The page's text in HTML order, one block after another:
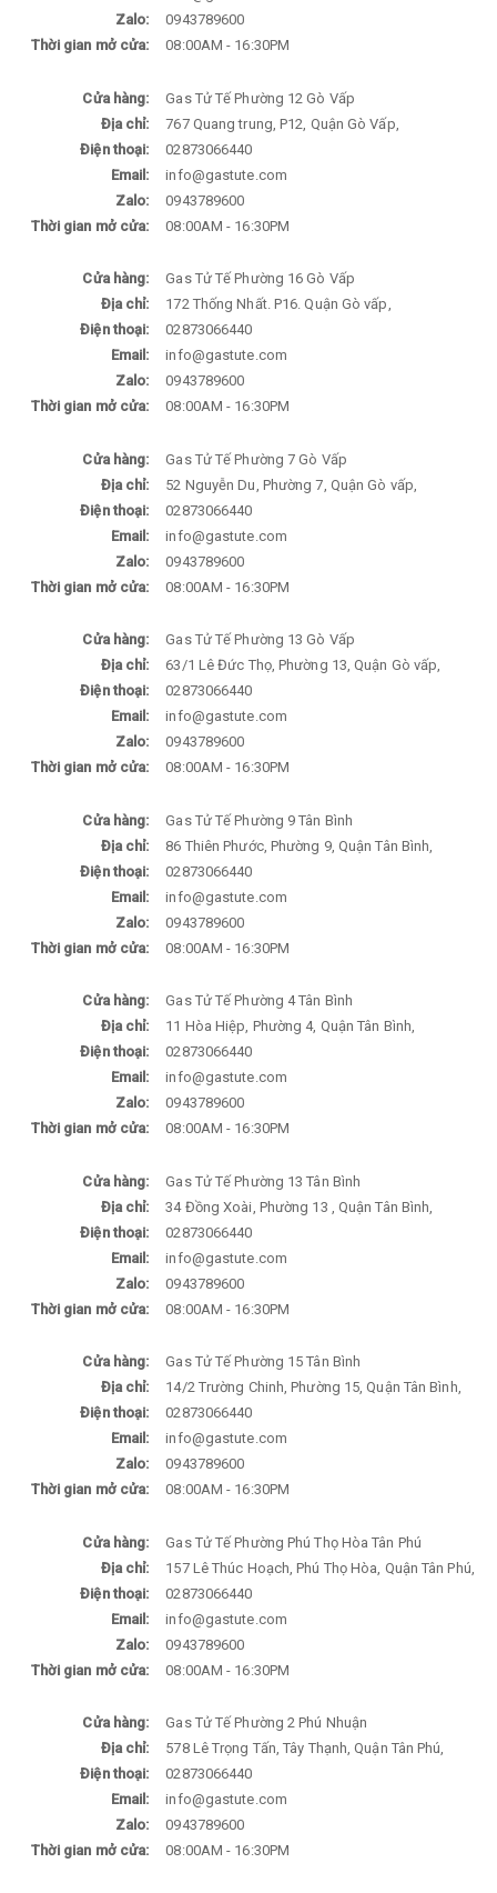
Zalo:
0943789600
Thời gian mở cửa:
08:00AM - 16:30PM
Cửa hàng:
Gas Tử Tế Phường 12 Gò Vấp
Địa chỉ:
767 Quang trung, P12, Quận Gò Vấp,
Điện thoại:
02873066440
Email:
info@gastute.com
Zalo:
0943789600
Thời gian mở cửa:
08:00AM - 16:30PM
Cửa hàng:
Gas Tử Tế Phường 16 Gò Vấp
Địa chỉ:
172 Thống Nhất. P16. Quận Gò vấp,
Điện thoại:
02873066440
Email:
info@gastute.com
Zalo:
0943789600
Thời gian mở cửa:
08:00AM - 16:30PM
Cửa hàng:
Gas Tử Tế Phường 7 Gò Vấp
Địa chỉ:
52 Nguyễn Du, Phường 7, Quận Gò vấp,
Điện thoại:
02873066440
Email:
info@gastute.com
Zalo:
0943789600
Thời gian mở cửa:
08:00AM - 16:30PM
Cửa hàng:
Gas Tử Tế Phường 13 Gò Vấp
Địa chỉ:
63/1 Lê Đức Thọ, Phường 13, Quận Gò vấp,
Điện thoại:
02873066440
Email:
info@gastute.com
Zalo:
0943789600
Thời gian mở cửa:
08:00AM - 16:30PM
Cửa hàng:
Gas Tử Tế Phường 9 Tân Bình
Địa chỉ:
86 Thiên Phước, Phường 9, Quận Tân Bình,
Điện thoại:
02873066440
Email:
info@gastute.com
Zalo:
0943789600
Thời gian mở cửa:
08:00AM - 16:30PM
Cửa hàng:
Gas Tử Tế Phường 4 Tân Bình
Địa chỉ:
11 Hòa Hiệp, Phường 4, Quận Tân Bình,
Điện thoại:
02873066440
Email:
info@gastute.com
Zalo:
0943789600
Thời gian mở cửa:
08:00AM - 16:30PM
Cửa hàng:
Gas Tử Tế Phường 13 Tân Bình
Địa chỉ:
34 Đồng Xoài, Phường 13 , Quận Tân Bình,
Điện thoại:
02873066440
Email:
info@gastute.com
Zalo:
0943789600
Thời gian mở cửa:
08:00AM - 16:30PM
Cửa hàng:
Gas Tử Tế Phường 15 Tân Bình
Địa chỉ:
14/2 Trường Chinh, Phường 15, Quận Tân Bình,
Điện thoại:
02873066440
Email:
info@gastute.com
Zalo:
0943789600
Thời gian mở cửa:
08:00AM - 16:30PM
Cửa hàng:
Gas Tử Tế Phường Phú Thọ Hòa Tân Phú
Địa chỉ:
157 Lê Thúc Hoạch, Phú Thọ Hòa, Quận Tân Phú,
Điện thoại:
02873066440
Email:
info@gastute.com
Zalo:
0943789600
Thời gian mở cửa:
08:00AM - 16:30PM
Cửa hàng:
Gas Tử Tế Phường 2 Phú Nhuận
Địa chỉ:
578 Lê Trọng Tấn, Tây Thạnh, Quận Tân Phú,
Điện thoại:
02873066440
Email:
info@gastute.com
Zalo:
0943789600
Thời gian mở cửa:
08:00AM - 16:30PM